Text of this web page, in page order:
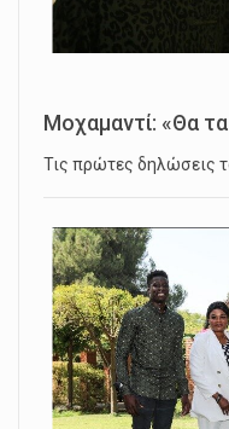
Μοχαμαντί: «Θα
Τις πρώτες δηλώσεις